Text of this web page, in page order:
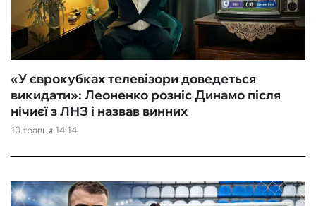
10 травня 14:14
«У єврокубках телевізори доведеться
викидати»: Леоненко розніс Динамо після
нічиєї з ЛНЗ і назвав винних